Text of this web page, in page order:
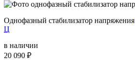
Однофазный стабилизатор напряжения
Ц
в наличии
20 090 ₽